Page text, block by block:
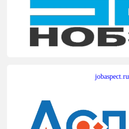
jobaspect.ru